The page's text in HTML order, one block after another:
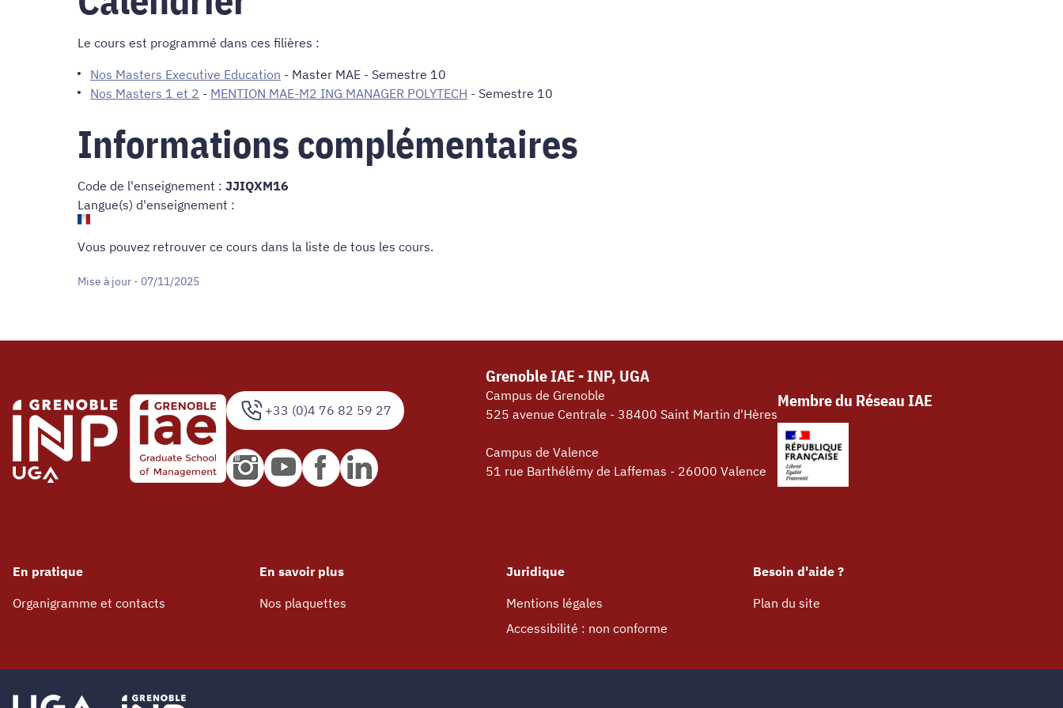
Le cours est programmé dans ces filières :
Nos Masters Executive Education - Master MAE - Semestre 10
Nos Masters 1 et 2 - MENTION MAE-M2 ING MANAGER POLYTECH - Semestre 10
Informations complémentaires
Code de l'enseignement : JJIQXM16
Langue(s) d'enseignement :
Vous pouvez retrouver ce cours dans la liste de tous les cours.
Mise à jour - 07/11/2025
+33 (0)4 76 82 59 27
Grenoble IAE - INP, UGA
Campus de Grenoble
525 avenue Centrale - 38400 Saint Martin d'Hères
Campus de Valence
51 rue Barthélémy de Laffemas - 26000 Valence
Membre du Réseau IAE
En pratique
Organigramme et contacts
En savoir plus
Nos plaquettes
Juridique
Mentions légales
Accessibilité : non conforme
Besoin d'aide ?
Plan du site